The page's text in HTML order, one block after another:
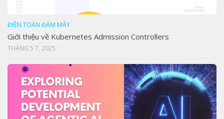
ĐIỆN TOÁN ĐÁM MÂY
Giới thiệu về Kubernetes Admission Controllers
THÁNG 5 7, 2025